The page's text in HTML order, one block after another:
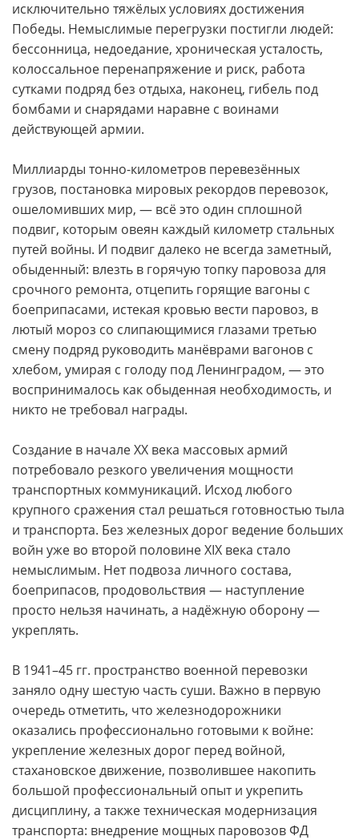
исключительно тяжёлых условиях достижения
Победы. Немыслимые перегрузки постигли людей:
бессонница, недоедание, хроническая усталость,
колоссальное перенапряжение и риск, работа
сутками подряд без отдыха, наконец, гибель под
бомбами и снарядами наравне с воинами
действующей армии.
Миллиарды тонно-километров перевезённых
грузов, постановка мировых рекордов перевозок,
ошеломивших мир, — всё это один сплошной
подвиг, которым овеян каждый километр стальных
путей войны. И подвиг далеко не всегда заметный,
обыденный: влезть в горячую топку паровоза для
срочного ремонта, отцепить горящие вагоны с
боеприпасами, истекая кровью вести паровоз, в
лютый мороз со слипающимися глазами третью
смену подряд руководить манёврами вагонов с
хлебом, умирая с голоду под Ленинградом, — это
воспринималось как обыденная необходимость, и
никто не требовал награды.
Создание в начале ХХ века массовых армий
потребовало резкого увеличения мощности
транспортных коммуникаций. Исход любого
крупного сражения стал решаться готовностью тыла
и транспорта. Без железных дорог ведение больших
войн уже во второй половине XIX века стало
немыслимым. Нет подвоза личного состава,
боеприпасов, продовольствия — наступление
просто нельзя начинать, а надёжную оборону —
укреплять.
В 1941–45 гг. пространство военной перевозки
заняло одну шестую часть суши. Важно в первую
очередь отметить, что железнодорожники
оказались профессионально готовыми к войне:
укрепление железных дорог перед войной,
стахановское движение, позволившее накопить
большой профессиональный опыт и укрепить
дисциплину, а также техническая модернизация
транспорта: внедрение мощных паровозов ФД